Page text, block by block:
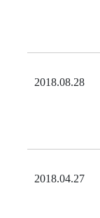
2018.08.28
2018.04.27